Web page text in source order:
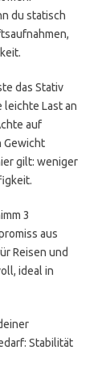
du statisch
das Stativ
leichte Last an
auf
Gewicht
gilt: weniger
3
aus
Reisen und
ideal in
Stabilität